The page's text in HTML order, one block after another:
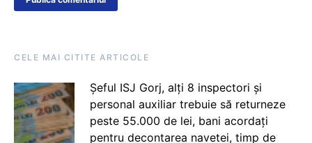
CELE MAI CITITE ARTICOLE
Șeful ISJ Gorj, alți 8 inspectori și
personal auxiliar trebuie să returneze
peste 55.000 de lei, bani acordați
pentru decontarea navetei, timp de